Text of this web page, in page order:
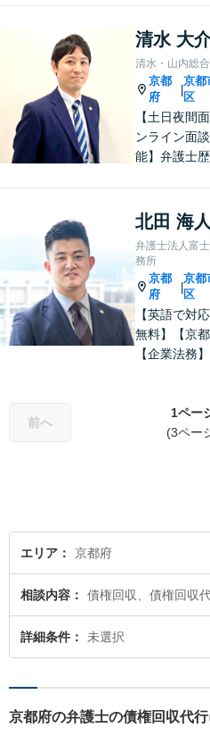
清水 大
清水・山内総
京都
府
|
京都
区
【土日夜間
ンライン面
能】弁護士
者様に寄り
を解決いた
悩まずに、
相談くださ
北田 海人
弁護士法人富
務所
京都
府
|
京都
区
【英語で対
無料】【京
【企業法務
導、フリー
アップ支援
前へ
1ペー
(3ペー
エリア 京都府
相談内容 債権回収、債権回収
詳細条件 未選択
京都府の弁護士の債権回収代